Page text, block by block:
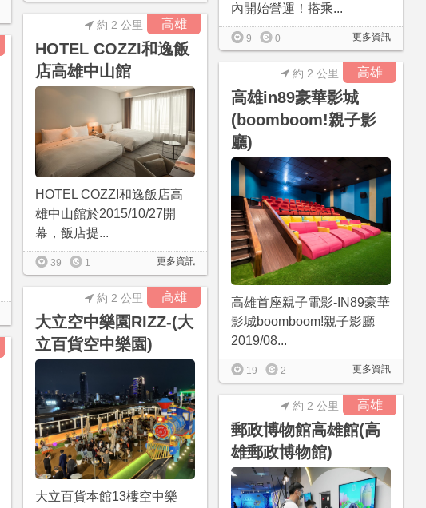
內開始營運！搭乘...
更多資訊
9 0
高雄
HOTEL COZZI和逸飯
店高雄中山館
約 2 公里
HOTEL COZZI和逸飯店高
雄中山館於2015/10/27開
幕，飯店提...
更多資訊
39 1
高雄
高雄in89豪華影城
(boomboom!親子影
廳)
約 2 公里
高雄首座親子電影-IN89豪華
影城boomboom!親子影廳
2019/08...
更多資訊
19 2
高雄
大立空中樂園RIZZ-(大
立百貨空中樂園)
約 2 公里
大立百貨本館13樓空中樂
高雄
郵政博物館高雄館(高
雄郵政博物館)
約 2 公里